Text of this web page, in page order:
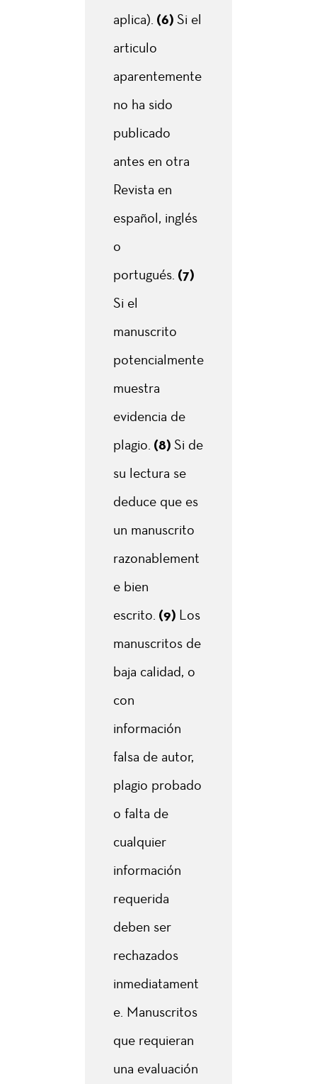
aplica). (6) Si el
articulo
aparentemente
no ha sido
publicado
antes en otra
Revista en
español, inglés
o
portugués. (7)
Si el
manuscrito
potencialmente
muestra
evidencia de
plagio. (8) Si de
su lectura se
deduce que es
un manuscrito
razonablement
e bien
escrito. (9) Los
manuscritos de
baja calidad, o
con
información
falsa de autor,
plagio probado
o falta de
cualquier
información
requerida
deben ser
rechazados
inmediatament
e. Manuscritos
que requieran
una evaluación